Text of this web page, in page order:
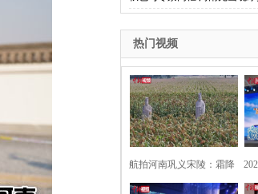
热门视频
航拍河南巩义宋陵：霜降